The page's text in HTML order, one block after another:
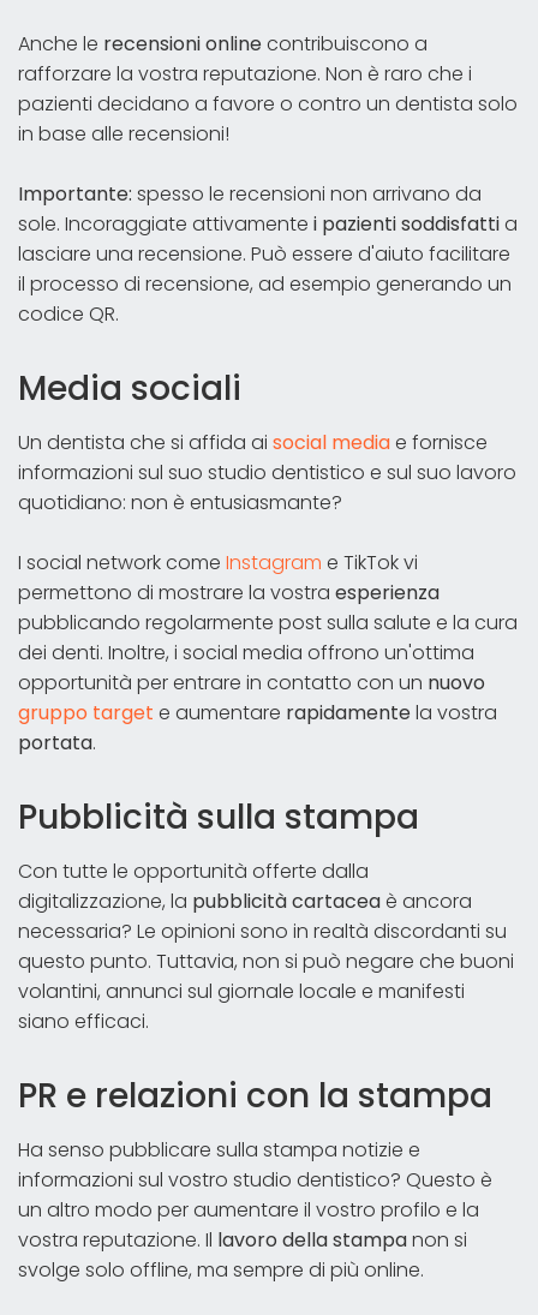
Anche le recensioni onlinecontribuiscono a
rafforzare la vostra reputazione. Non è raro che i
pazienti decidano a favore o contro un dentista solo
in base alle recensioni!
Importante: spesso le recensioni non arrivano da
sole. Incoraggiate attivamente i pazienti soddisfattia
lasciare una recensione. Può essere d'aiuto facilitare
il processo di recensione, ad esempio generando un
codice QR.
Media sociali
Un dentista che si affida ai social mediae fornisce
informazioni sul suo studio dentistico e sul suo lavoro
quotidiano: non è entusiasmante?
I social network come Instagram e TikTok vi
permettono di mostrare la vostra esperienza
pubblicando regolarmente post sulla salute e la cura
dei denti. Inoltre, i social media offrono un'ottima
opportunità per entrare in contatto con un nuovo
gruppo target e aumentare rapidamentela vostra
portata.
Pubblicità sulla stampa
Con tutte le opportunità offerte dalla
digitalizzazione, la pubblicità cartaceaè ancora
necessaria? Le opinioni sono in realtà discordanti su
questo punto. Tuttavia, non si può negare che buoni
volantini, annunci sul giornale locale e manifesti
siano efficaci.
PR e relazioni con la stampa
Ha senso pubblicare sulla stampa notizie e
informazioni sul vostro studio dentistico? Questo è
un altro modo per aumentare il vostro profilo e la
vostra reputazione. Il lavoro della stampanon si
svolge solo offline, ma sempre di più online.